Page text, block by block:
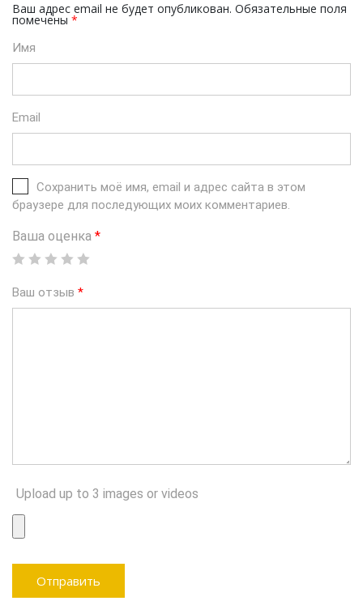
Ваш адрес email не будет опубликован. Обязательные поля
помечены *
Имя
Email
Сохранить моё имя, email и адрес сайта в этом
браузере для последующих моих комментариев.
Ваша оценка *
Ваш отзыв *
Upload up to 3 images or videos